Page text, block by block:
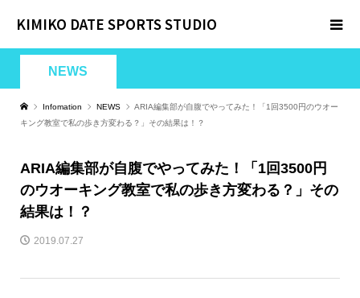
KIMIKO DATE SPORTS STUDIO
NEWS
Infomation NEWS
ARIA編集部が自腹でやってみた！「1回3500円のウオー
キング教室で私の歩き方変わる？」その結果は！？
ARIA編集部が自腹でやってみた！「1回3500円
のウオーキング教室で私の歩き方変わる？」その
結果は！？
2019.07.27